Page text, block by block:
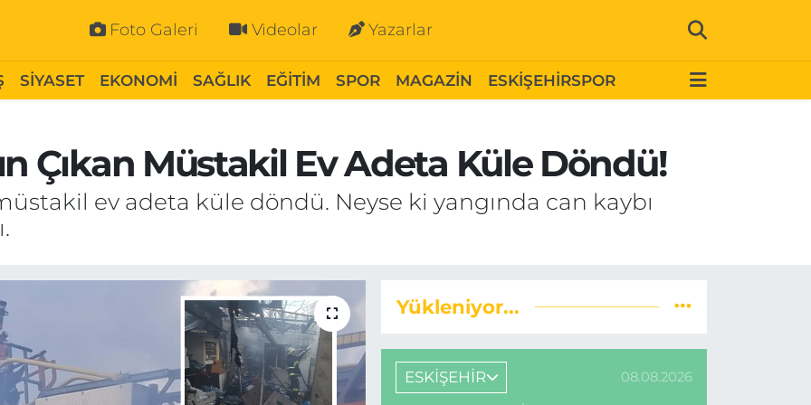
Foto Galeri Videolar Yazarlar
SİYASET EKONOMİ SAĞLIK EĞİTİM SPOR MAGAZİN ESKİŞEHİRSPOR
Çıkan Müstakil Ev Adeta Küle Döndü!
ev adeta küle döndü. Neyse ki yangında can kaybı
Yükleniyor...
ESKİŞEHİR 08.08.2026